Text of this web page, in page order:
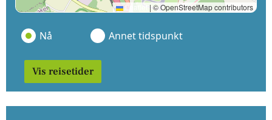
Leaflet | © OpenStreetMap contributors
Nå Annet tidspunkt
Vis reisetider